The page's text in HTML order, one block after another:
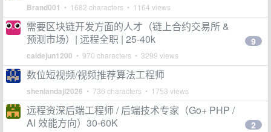
Brand001 • 1682 characters • 1164 views
需要区块链开发方面的人才（链上合约交易所 &
预测市场）| 远程全职 | 25-40k
caidejun1200 • 970 characters • 3299 views
9
数位短视频/视频推荐算法工程师
sheniandaji2026 • 736 characters • 1753 views
远程资深后端工程师 / 后端技术专家（Go+ PHP /
AI 效能方向）30-60K
2